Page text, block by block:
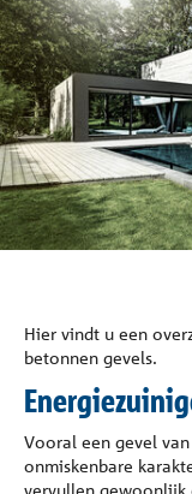
Referenties
Onderneming
Contact
Hier vindt u een
betonnen gevels.
Vooral een gevel
onmiskenbare
vervullen gewoonlijk